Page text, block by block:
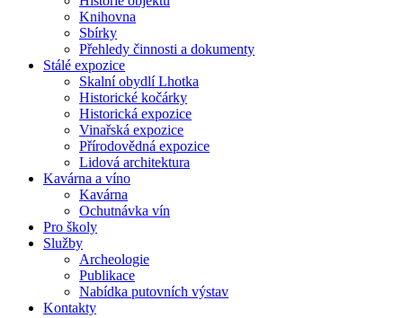
Knihovna
Sbírky
Přehledy činnosti a dokumenty
Stálé expozice
Skalní obydlí Lhotka
Historické kočárky
Historická expozice
Vinařská expozice
Přírodovědná expozice
Lidová architektura
Kavárna a víno
Kavárna
Ochutnávka vín
Pro školy
Služby
Archeologie
Publikace
Nabídka putovních výstav
Kontakty